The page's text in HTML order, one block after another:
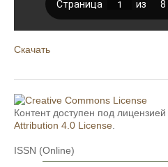
Скачать
Контент доступен под лицензией
Attribution 4.0 License
ISSN (Online)